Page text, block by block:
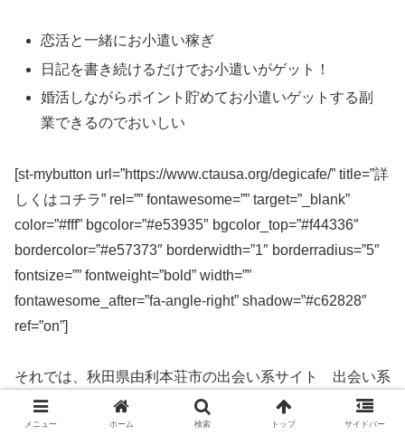
恋活と一緒にお小遣い稼ぎ
日記を書き続けるだけでお小遣いがゲット！
婚活しながらポイント貯めてお小遣いゲットする副
業できるのでおいしい
[st-mybutton url=”https://www.ctausa.org/degicafe/” title=”詳
しくはコチラ” rel=”” fontawesome=”” target=”_blank”
color=”#fff” bgcolor=”#e53935″ bgcolor_top=”#f44336″
bordercolor=”#e57373″ borderwidth=”1″ borderradius=”5″
fontsize=”” fontweight=”bold” width=””
fontawesome_after=”fa-angle-right” shadow=”#c62828″
ref=”on”]
それでは、秋田県由利本荘市の出会い系サイト 出会い系
アプリを実際に使ってみた感想などを解説します。
メニュー ホーム 検索 トップ サイドバー